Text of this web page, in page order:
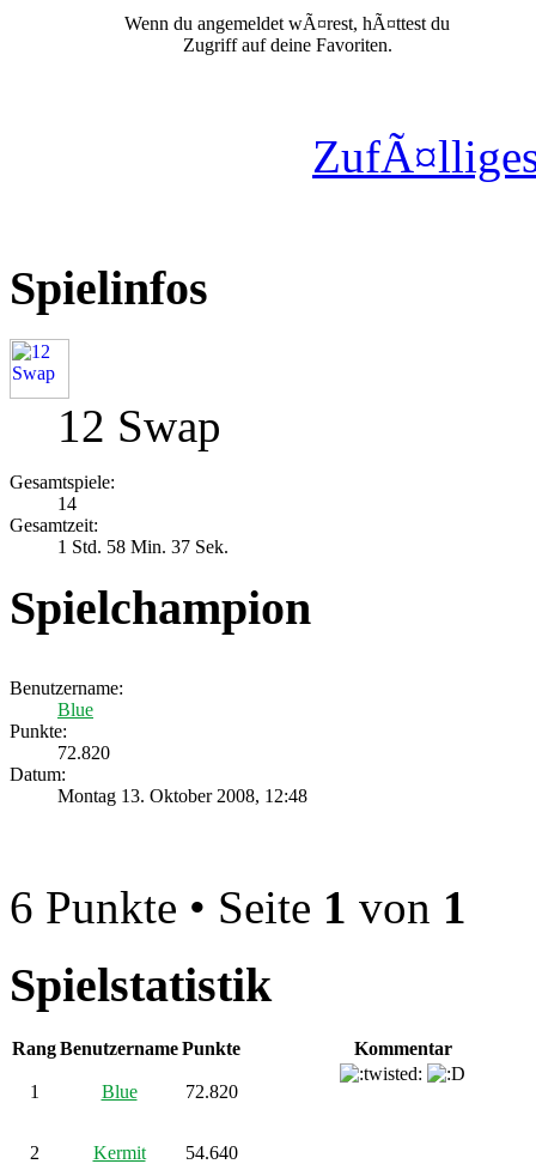
Wenn du angemeldet wÃ¤rest, hÃ¤ttest du
Zugriff auf deine Favoriten.
Spielinfos
12 Swap
Gesamtspiele:
14
Gesamtzeit:
1 Std. 58 Min. 37 Sek.
Spielchampion
Benutzername:
Blue
Punkte:
72.820
Datum:
Montag 13. Oktober 2008, 12:48
6 Punkte • Seite 1 von 1
Spielstatistik
RangBenutzernamePunkte Kommentar
1 Blue 72.820
2 Kermit 54.640